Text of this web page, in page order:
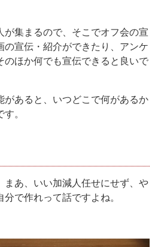
が集まるので、そこでオフ会の宣
の宣伝・紹介ができたり、アンケ
のほか何でも宣伝できると良いで
があると、いつどこで何があるか
。
まあ、いい加減人任せにせず、や
で作れって話ですよね。